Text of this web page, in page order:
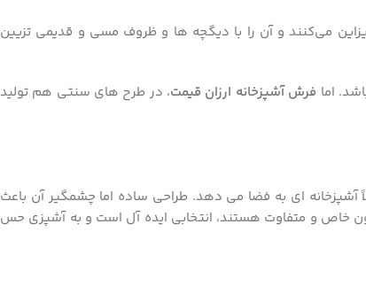
می‌کنند و آن را با دیگچه ها و ظروف مسی و قدیمی تزیین
اما فرش آشپزخانه ارزان قیمت، در طرح های سنتی هم تولید
آشپزخانه ‌ای به فضا می ‌دهد. طراحی ساده اما چشمگیر آن باعث
خاص و متفاوت هستند، انتخابی ایده‌ آل است و به آشپزی حس